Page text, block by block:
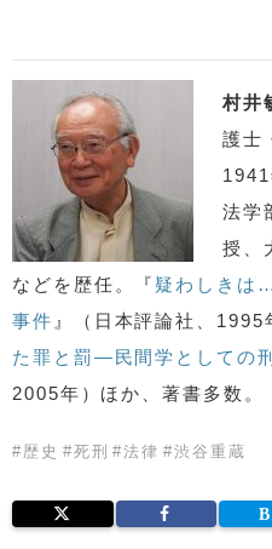
村井
護士
法学
授、
などを歴任。『 疑わしきは
事件 』（日本評論社、1995
た罪と罰―民間学としての
2005年）ほか、著書多数。
# 歴史 #死刑 #法律 #渋谷重蔵